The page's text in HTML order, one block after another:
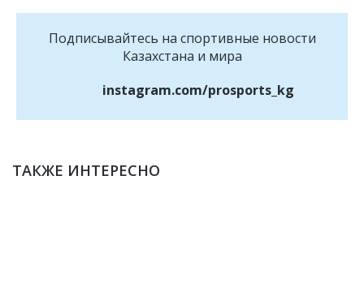
Подписывайтесь на cпортивные новости
Казахстана и мира
instagram.com/prosports_kg
ТАКЖЕ ИНТЕРЕСНО